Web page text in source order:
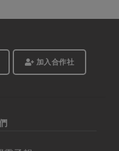
加入合作社